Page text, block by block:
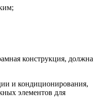
конструкция, должна
и кондиционирования,
элементов для